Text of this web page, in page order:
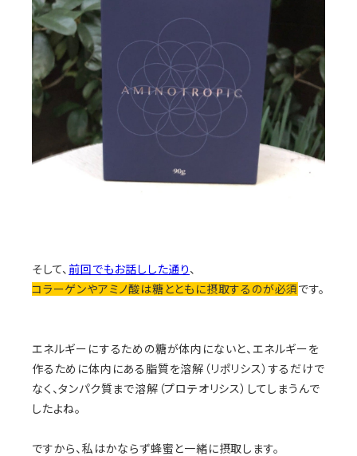
そして、 前回でもお話しした通り、
コラーゲンやアミノ酸は糖とともに摂取するのが必須です。
エネルギーにするための糖が体内にないと、エネルギーを
作るために体内にある脂質を溶解（リポリシス）するだけで
なく、タンパク質まで溶解（プロテオリシス）してしまうんで
したよね。
ですから、私はかならず蜂蜜と一緒に摂取します。